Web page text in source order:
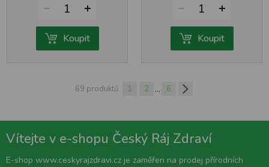
1
Koupit
1
Koupit
69 produktů 1 2 ... 6
Vítejte v e-shopu Český Ráj Zdraví
E-shop www.ceskyrajzdravi.cz je zaměřen na prodej přírodních